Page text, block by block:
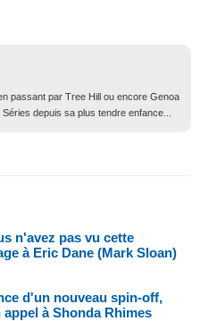
passant par Tree Hill ou encore Genoa
depuis sa plus tendre enfance...
n'avez pas vu cette
à Eric Dane (Mark Sloan)
d'un nouveau spin-off,
à Shonda Rhimes